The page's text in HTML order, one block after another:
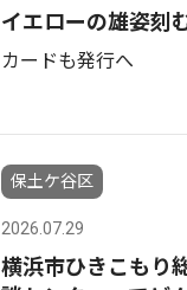
イエローの雄姿刻
カードも発行へ
保土ケ谷区
2026.07.29
横浜市ひきこもり